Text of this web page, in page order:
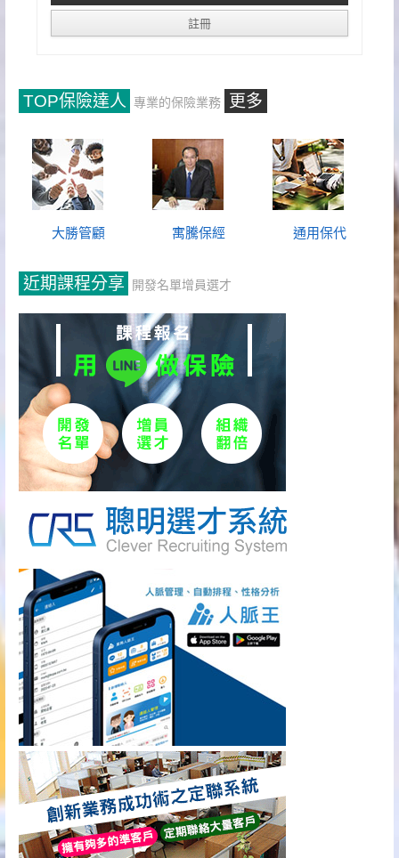
TOP保險達人 專業的保險業務 更多
大勝管顧 寓騰保經 通用保代
近期課程分享 開發名單增員選才